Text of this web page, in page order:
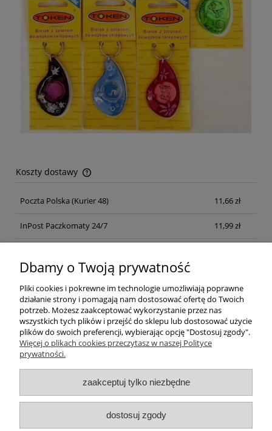
Koszty dostawy
Cena nie zawiera ewentualnych kosztów płatności
Poczta Polska (Kurier 48) 11,66 zł
InPost Paczkomaty 24/7 11,99 zł
Pomoc
Moje konto
Płatności i dostawa
Informacje
Dbamy o Twoją prywatność
Pliki cookies i pokrewne im technologie umożliwiają poprawne
działanie strony i pomagają nam dostosować ofertę do Twoich
potrzeb. Możesz zaakceptować wykorzystanie przez nas
wszystkich tych plików i przejść do sklepu lub dostosować użycie
plików do swoich preferencji, wybierając opcję "Dostosuj zgody".
Więcej o plikach cookies przeczytasz w naszej Polityce
prywatności.
zaakceptuj tylko niezbędne
dostosuj zgody